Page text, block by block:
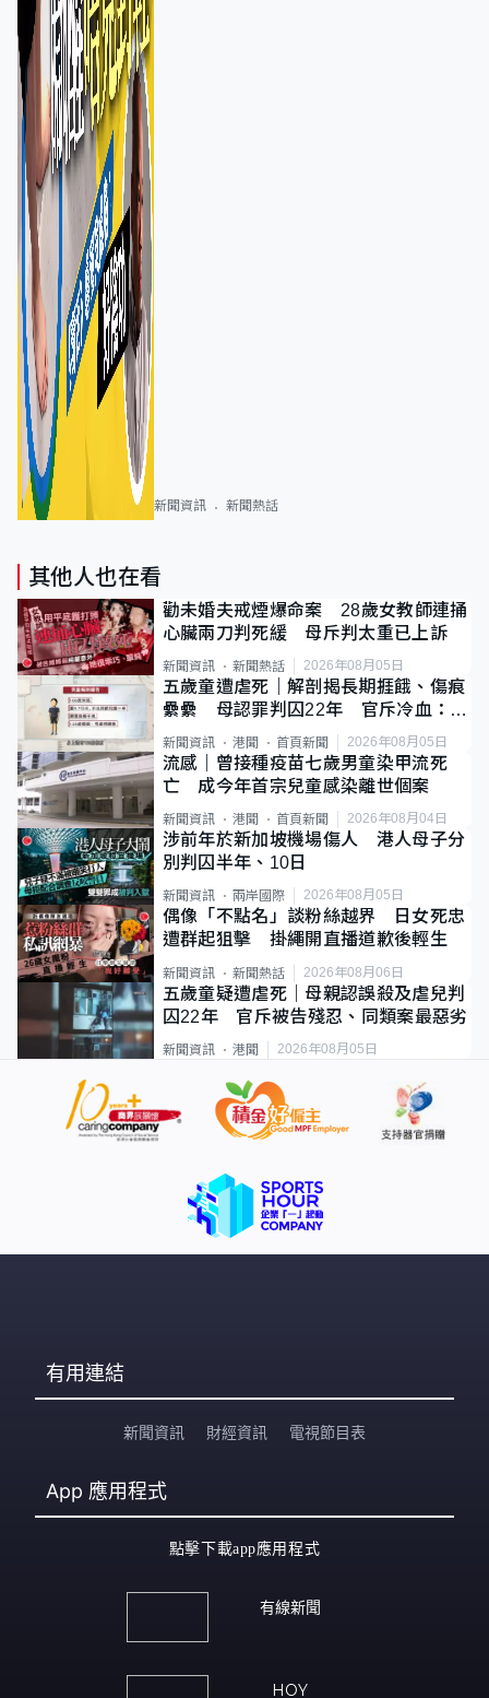
新聞資訊 新聞熱話
其他人也在看
勸未婚夫戒煙爆命案 28歲女教師連捅
心臟兩刀判死緩 母斥判太重已上訴
新聞資訊 新聞熱話 2026年08月05日
五歲童遭虐死｜解剖揭長期捱餓、傷痕
纍纍 母認罪判囚22年 官斥冷血：同
類案最惡劣
新聞資訊 港聞 首頁新聞 2026年08月05日
流感｜曾接種疫苗七歲男童染甲流死
亡 成今年首宗兒童感染離世個案
新聞資訊 港聞 首頁新聞 2026年08月04日
涉前年於新加坡機場傷人 港人母子分
別判囚半年、10日
新聞資訊 兩岸國際 2026年08月05日
偶像「不點名」談粉絲越界 日女死忠
遭群起狙擊 掛繩開直播道歉後輕生
新聞資訊 新聞熱話 2026年08月06日
五歲童疑遭虐死｜母親認誤殺及虐兒判
囚22年 官斥被告殘忍、同類案最惡劣
新聞資訊 港聞 2026年08月05日
有用連結
新聞資訊 財經資訊 電視節目表
App 應用程式
點擊下載app應用程式
有線新聞
HOY